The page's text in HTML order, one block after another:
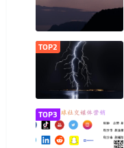
TOP2
TOP3